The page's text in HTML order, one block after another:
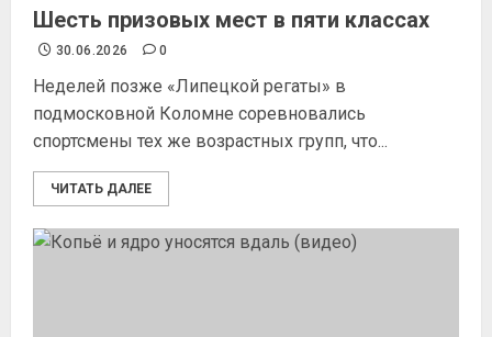
Шесть призовых мест в пяти классах
30.06.2026 0
Неделей позже «Липецкой регаты» в
подмосковной Коломне соревновались
спортсмены тех же возрастных групп, что...
ЧИТАТЬ ДАЛЕЕ